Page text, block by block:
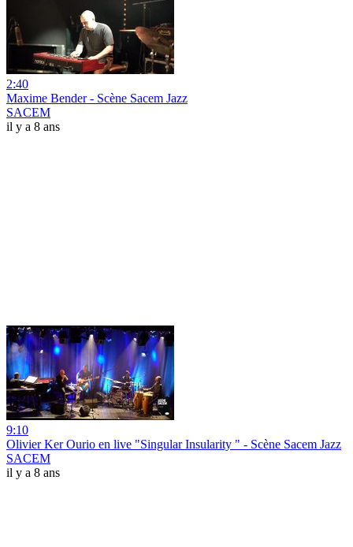
2:40
Maxime Bender - Scène Sacem Jazz
SACEM
il y a 8 ans
9:10
Olivier Ker Ourio en live "Singular Insularity " - Scène Sacem Jazz
SACEM
il y a 8 ans